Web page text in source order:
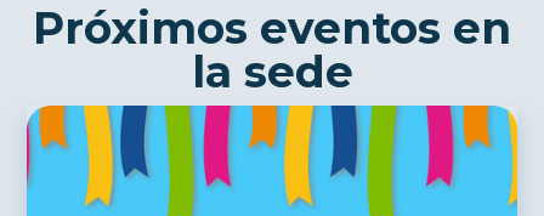
Próximos eventos en
la sede